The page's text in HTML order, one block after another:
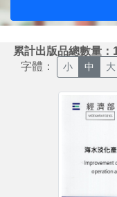
累計出版品總數量：
字體： 小 中 大